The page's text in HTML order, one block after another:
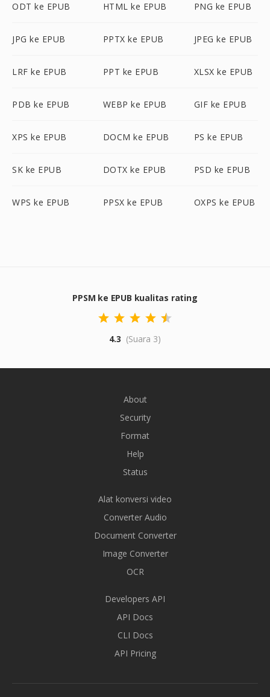
ODT ke EPUB HTML ke EPUB PNG ke EPUB
JPG ke EPUB PPTX ke EPUB JPEG ke EPUB
LRF ke EPUB PPT ke EPUB XLSX ke EPUB
PDB ke EPUB WEBP ke EPUB GIF ke EPUB
XPS ke EPUB DOCM ke EPUB PS ke EPUB
SK ke EPUB DOTX ke EPUB PSD ke EPUB
WPS ke EPUB PPSX ke EPUB OXPS ke EPUB
PPSM ke EPUB kualitas rating
4.3 (Suara 3)
About
Security
Format
Help
Status
Alat konversi video
Converter Audio
Document Converter
Image Converter
OCR
Developers API
API Docs
CLI Docs
API Pricing